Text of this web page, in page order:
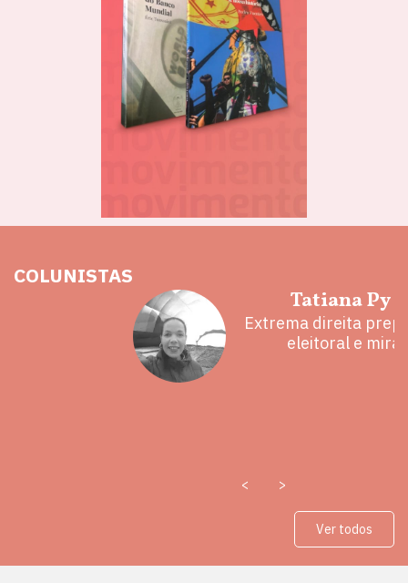
COLUNISTAS
Tatiana Py
Extrema direita
eleitoral e mira
< >
Ver todos